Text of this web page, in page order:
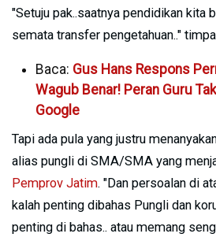
"Setuju pak..saatnya pendidikan kita
semata transfer pengetahuan.." timpal
Baca: Gus Hans Respons
Wagub Benar! Peran Guru
Google
Tapi ada pula yang justru
alias pungli di SMA/SMA yang
Pemprov Jatim. "Dan persoalan di
kalah penting dibahas Pungli dan
penting di bahas.. atau memang